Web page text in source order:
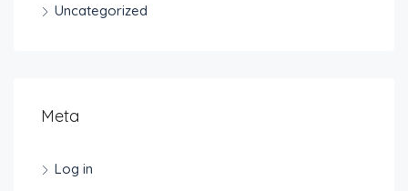
Uncategorized
Meta
Log in